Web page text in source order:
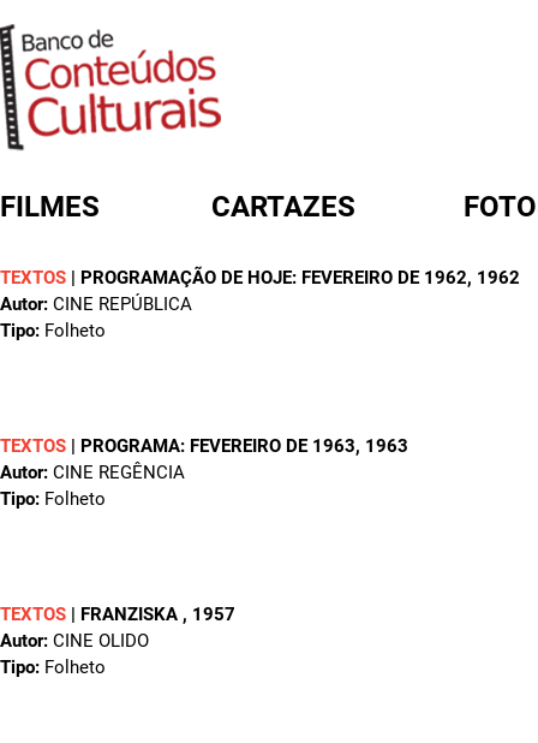
FILMES CARTAZES
TEXTOS | PROGRAMAÇÃO DE HOJE: FEVEREIRO DE 1962, 1962
Autor: CINE REPÚBLICA
Tipo: Folheto
TEXTOS | PROGRAMA: FEVEREIRO DE 1963, 1963
Autor: CINE REGÊNCIA
Tipo: Folheto
TEXTOS | FRANZISKA , 1957
Autor: CINE OLIDO
Tipo: Folheto
FORMULÁRIO DE BUSCA